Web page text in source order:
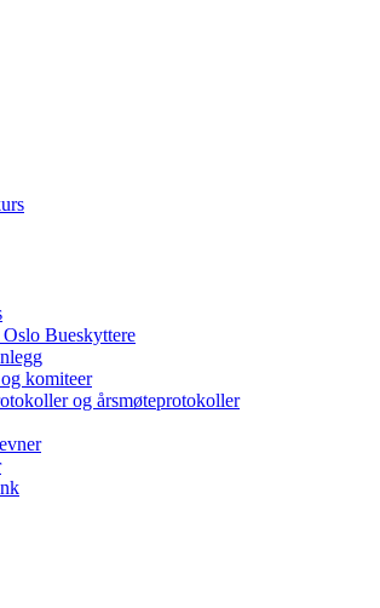
Bueskyttere
komiteer
og årsmøteprotokoller